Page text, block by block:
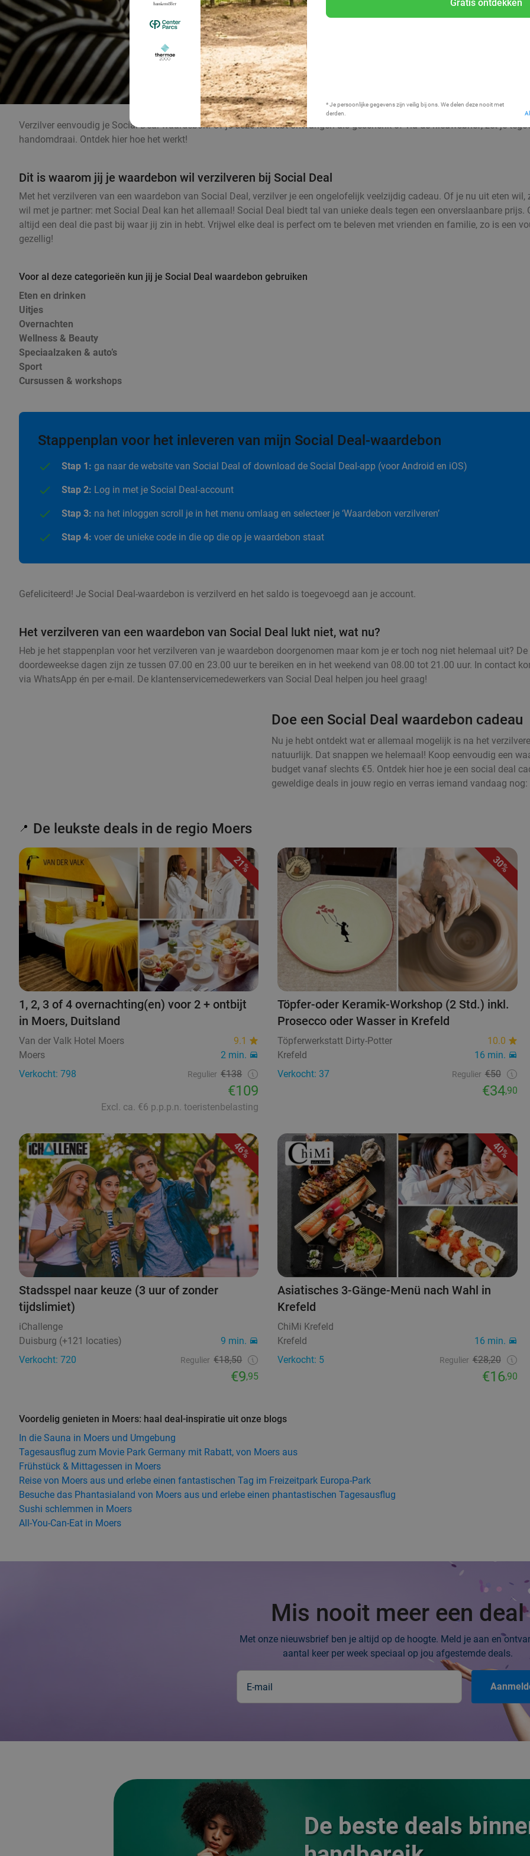
Gratis ontdekken
* Je persoonlijke gegevens zijn veilig bij ons. We delen deze nooit met
derden.
Verzilver eenvoudig je Social Deal-waardebon! Of je deze nu hebt ontvangen als geschenk of via de nieuwsbrief, zet je
handomdraai. Ontdek hier hoe het werkt!
Dit is waarom jij je waardebon wil verzilveren bij Social Deal
Met het verzilveren van een waardebon van Social Deal, verzilver je een ongelofelijk veelzijdig cadeau. Of je nu uit eten
wil met je partner: met Social Deal kan het allemaal! Social Deal biedt tal van unieke deals tegen een onverslaanbare prijs.
altijd een deal die past bij waar jij zin in hebt. Vrijwel elke deal is perfect om te beleven met vrienden en familie, zo is een
gezellig!
Voor al deze categorieën kun jij je Social Deal waardebon gebruiken
Eten en drinken
Uitjes
Overnachten
Wellness & Beauty
Speciaalzaken & auto’s
Sport
Cursussen & workshops
Stappenplan voor het inleveren van mijn Social Deal-waardebon
Stap 1: ga naar de website van Social Deal of download de Social Deal-app (voor Android en iOS)
Stap 2: Log in met je Social Deal-account
Stap 3: na het inloggen scroll je in het menu omlaag en selecteer je ‘Waardebon verzilveren’
Stap 4: voer de unieke code in die op die op je waardebon staat
Gefeliciteerd! Je Social Deal-waardebon is verzilverd en het saldo is toegevoegd aan je account.
Het verzilveren van een waardebon van Social Deal lukt niet, wat nu?
Heb je het stappenplan voor het verzilveren van je waardebon doorgenomen maar kom je er toch nog niet helemaal uit? De
doordeweekse dagen zijn ze tussen 07.00 en 23.00 uur te bereiken en in het weekend van 08.00 tot 21.00 uur. In contact
via WhatsApp én per e-mail. De klantenservicemedewerkers van Social Deal helpen jou heel graag!
Doe een Social Deal waardebon cadeau
Nu je hebt ontdekt wat er allemaal mogelijk is na het
natuurlijk. Dat snappen we helemaal! Koop eenvoudig een
budget vanaf slechts €5. Ontdek hier hoe je een social deal
geweldige deals in jouw regio en verras iemand vandaag nog:
📍 De leukste deals in de regio Moers
21%
1, 2, 3 of 4 overnachting(en) voor 2 + ontbijt
in Moers, Duitsland
Van der Valk Hotel Moers
9.1
Moers
2 min.
Verkocht: 798
Regulier €138
€109
Excl. ca. €6 p.p.p.n. toeristenbelasting
30%
Töpfer-oder Keramik-Workshop (2 Std.) inkl.
Prosecco oder Wasser in Krefeld
Töpferwerkstatt Dirty-Potter
10.0
Krefeld
16 min.
Verkocht: 37
Regulier €50
€34,90
46%
Stadsspel naar keuze (3 uur of zonder
tijdslimiet)
iChallenge
Duisburg (+121 locaties)
9 min.
Verkocht: 720
Regulier €18,50
€9,95
40%
Asiatisches 3-Gänge-Menü nach Wahl in
Krefeld
ChiMi Krefeld
Krefeld
16 min.
Verkocht: 5
Regulier €28,20
€16,90
Voordelig genieten in Moers: haal deal-inspiratie uit onze blogs
In die Sauna in Moers und Umgebung
Tagesausflug zum Movie Park Germany mit Rabatt, von Moers aus
Frühstück & Mittagessen in Moers
Reise von Moers aus und erlebe einen fantastischen Tag im Freizeitpark Europa-Park
Besuche das Phantasialand von Moers aus und erlebe einen phantastischen Tagesausflug
Sushi schlemmen in Moers
All-You-Can-Eat in Moers
Mis nooit meer een deal
Met onze nieuwsbrief ben je altijd op de hoogte. Meld je aan en
aantal keer per week speciaal op jou afgestemde deals.
De beste deals